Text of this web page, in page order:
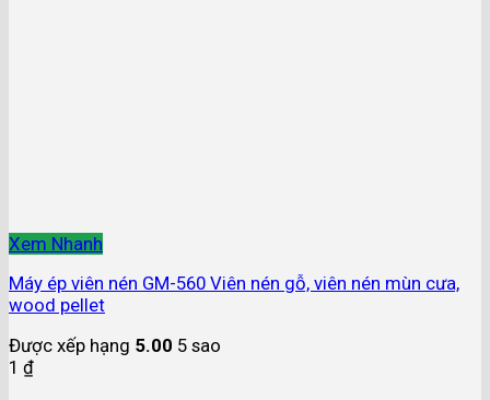
Xem Nhanh
Máy ép viên nén GM-560 Viên nén gỗ, viên nén mùn cưa,
wood pellet
Được xếp hạng 5.00 5 sao
1 ₫